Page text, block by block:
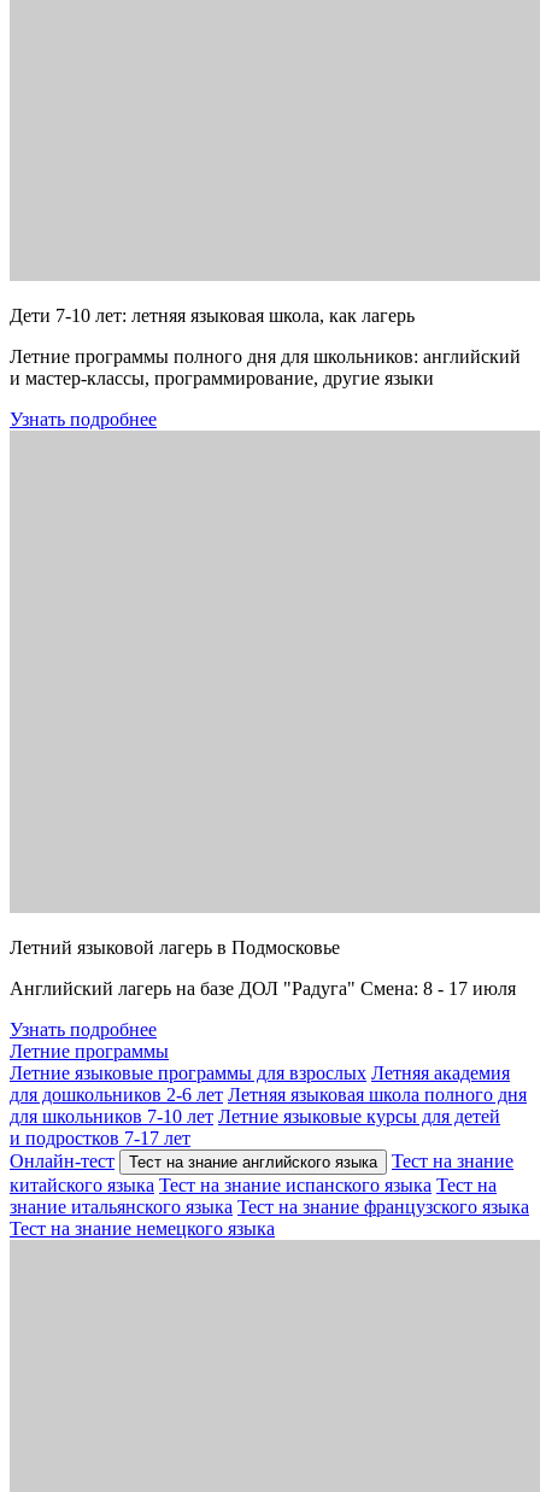
Дети 7-10 лет: летняя языковая школа, как лагерь
Летние программы полного дня для школьников: английский
и мастер-классы, программирование, другие языки
Узнать подробнее
Летний языковой лагерь в Подмосковье
Английский лагерь на базе ДОЛ "Радуга" Смена: 8 - 17 июля
Узнать подробнее
Летние программы
Летние языковые программы для взрослых Летняя академия
для дошкольников 2-6 лет Летняя языковая школа полного дня
для школьников 7-10 лет Летние языковые курсы для детей
и подростков 7-17 лет
Онлайн-тест
Тест на знание английского языка
Тест на знание
китайского языка Тест на знание испанского языка Тест на
знание итальянского языка Тест на знание французского языка
Тест на знание немецкого языка